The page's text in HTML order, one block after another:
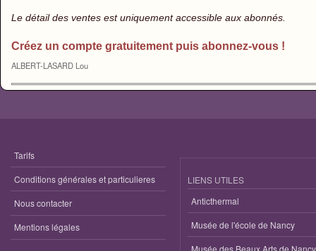
Le détail des ventes est uniquement accessible aux abonnés.
Créez un compte gratuitement puis abonnez-vous !
ALBERT-LASARD Lou
Tarifs
Conditions générales et particulieres
Nous contacter
Mentions légales
LIENS UTILES
Anticthermal
Musée de l'école de Nancy
Musée des Beaux Arts de Nancy